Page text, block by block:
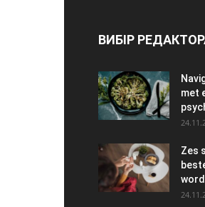
ВИБІР
met
Zes